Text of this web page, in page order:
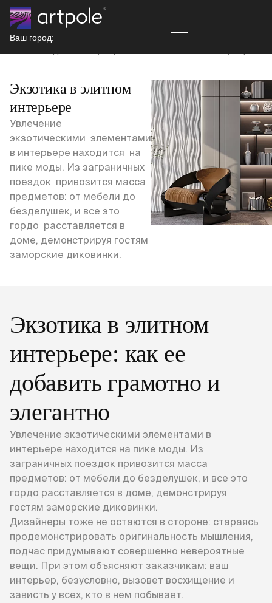
Ваш город:
Экзотика в элитном
интерьере
Увлечение
экзотическими элементами
в интерьере находится на
пике моды. Из заграничных
поездок привозится масса
предметов: от мебели до
безделушек, и все это
гордо расставляется в
доме, демонстрируя гостям
заморские диковинки.
Экзотика в элитном
интерьере: как ее
добавить грамотно и
элегантно
Увлечение экзотическими элементами в
интерьере находится на пике моды. Из
заграничных поездок привозится масса
предметов: от мебели до безделушек, и все это
гордо расставляется в доме, демонстрируя
гостям заморские диковинки.
Дизайнеры тоже не остаются в стороне: стараясь
продемонстрировать оригинальность мышления,
подчас придумывают совершенно невероятные
вещи. При этом объясняют заказчикам: ваш
интерьер, безусловно, вызовет восхищение и
зависть у всех, кто в нем побывает.